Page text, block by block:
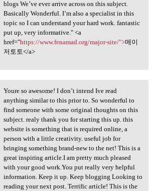
blogs We’ve ever arrive across on this subject.
Basically Wonderful. I’m also a specialist in this
topic so I can understand your hard work. fantastic
put up, very informative." <a
href="https://www.fenamad.org/major-site/">메이
저토토</a>
so awesome! I don’t
Youre so awesome! I don’t intend Ive read
anything similar to this prior to. So wonderful to
find someone with some original thoughts on this
subject. realy thank you for starting this up. this
website is something that is required online, a
person with a little creativity. useful job for
bringing something brand-new to the net! This is a
great inspiring article.I am pretty much pleased
with your good work.You put really very helpful
information. Keep it up. Keep blogging Looking to
reading your next post. Terrific article! This is the